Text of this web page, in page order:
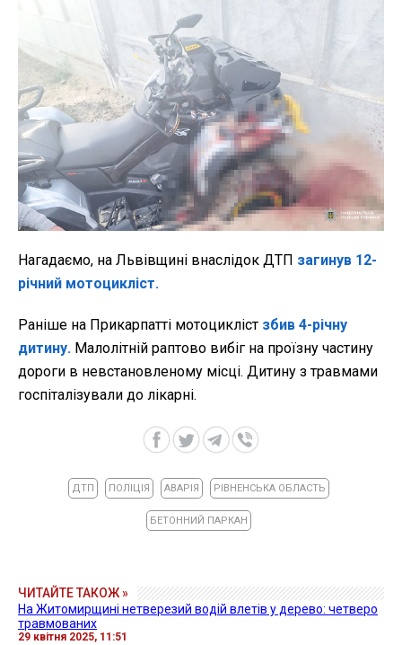
Нагадаємо, на Львівщині внаслідок ДТП загинув 12-
річний мотоцикліст.
Раніше на Прикарпатті мотоцикліст збив 4-річну
дитину. Малолітній раптово вибіг на проїзну частину
дороги в невстановленому місці. Дитину з травмами
госпіталізували до лікарні.
ДТП ПОЛІЦІЯ АВАРІЯ РІВНЕНСЬКА ОБЛАСТЬ
БЕТОННИЙ ПАРКАН
ЧИТАЙТЕ ТАКОЖ »
На Житомирщині нетверезий водій влетів у дерево: четверо
травмованих
29 квітня 2025, 11:51